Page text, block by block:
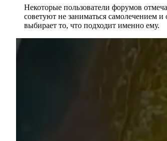
Некоторые пользователи форумов
советуют не заниматься самолечением
выбирает то, что подходит именно ему.